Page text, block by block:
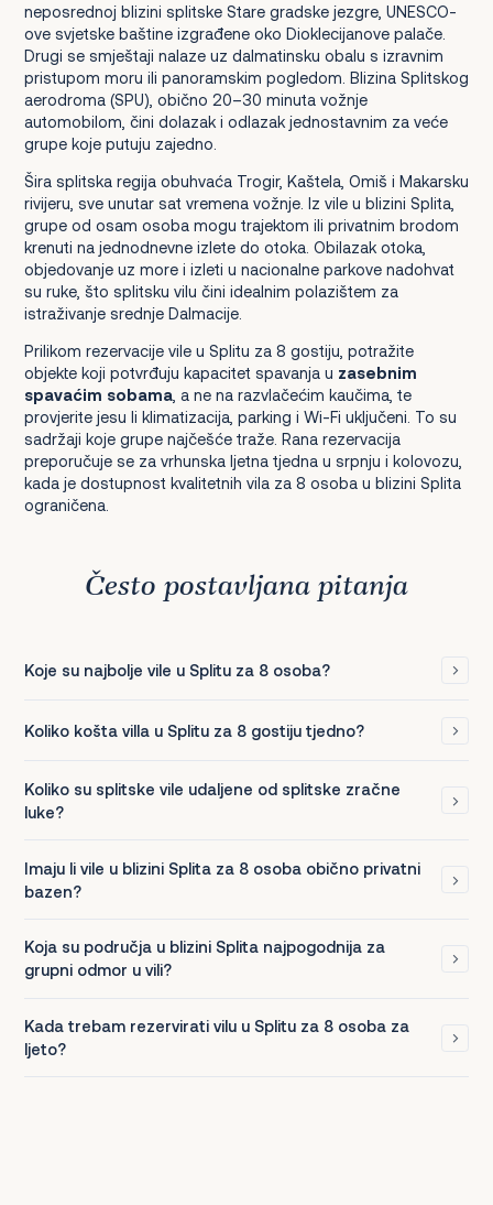
neposrednoj blizini splitske Stare gradske jezgre, UNESCO-
ove svjetske baštine izgrađene oko Dioklecijanove palače.
Drugi se smještaji nalaze uz dalmatinsku obalu s izravnim
pristupom moru ili panoramskim pogledom. Blizina Splitskog
aerodroma (SPU), obično 20–30 minuta vožnje
automobilom, čini dolazak i odlazak jednostavnim za veće
grupe koje putuju zajedno.
Šira splitska regija obuhvaća Trogir, Kaštela, Omiš i Makarsku
rivijeru, sve unutar sat vremena vožnje. Iz vile u blizini Splita,
grupe od osam osoba mogu trajektom ili privatnim brodom
krenuti na jednodnevne izlete do otoka. Obilazak otoka,
objedovanje uz more i izleti u nacionalne parkove nadohvat
su ruke, što splitsku vilu čini idealnim polazištem za
istraživanje srednje Dalmacije.
Prilikom rezervacije vile u Splitu za 8 gostiju, potražite
objekte koji potvrđuju kapacitet spavanja u zasebnim
spavaćim sobama, a ne na razvlačećim kaučima, te
provjerite jesu li klimatizacija, parking i Wi-Fi uključeni. To su
sadržaji koje grupe najčešće traže. Rana rezervacija
preporučuje se za vrhunska ljetna tjedna u srpnju i kolovozu,
kada je dostupnost kvalitetnih vila za 8 osoba u blizini Splita
ograničena.
Često postavljana pitanja
Koje su najbolje vile u Splitu za 8 osoba?
Koliko košta villa u Splitu za 8 gostiju tjedno?
Koliko su splitske vile udaljene od splitske zračne
luke?
Imaju li vile u blizini Splita za 8 osoba obično privatni
bazen?
Koja su područja u blizini Splita najpogodnija za
grupni odmor u vili?
Kada trebam rezervirati vilu u Splitu za 8 osoba za
ljeto?